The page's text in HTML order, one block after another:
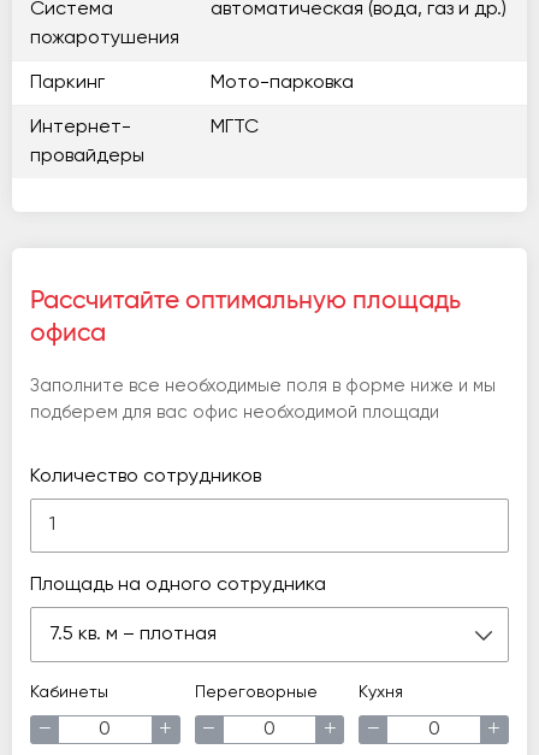
Система
пожаротушения
автоматическая (вода, газ и др.)
Паркинг Мото-парковка
Интернет-
провайдеры
МГТС
Рассчитайте оптимальную площадь
офиса
Заполните все необходимые поля в форме ниже и мы
подберем для вас офис необходимой площади
Количество сотрудников
Площадь на одного сотрудника
7.5 кв. м – плотная
Кабинеты
− +
Переговорные
− +
Кухня
− +